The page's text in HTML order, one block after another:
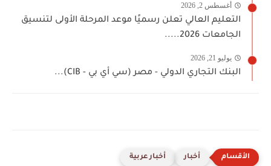
أغسطس 2, 2026
التعليم العالي تعلن رسميًا موعد المرحلة الأولى لتنسيق
الجامعات 2026.....
يوليو 21, 2026
البنك التجاري الدولي - مصر (سي أي بي - CIB)...
أخبار أخبار عربية